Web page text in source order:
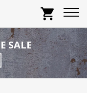
shopping_cart
SALE